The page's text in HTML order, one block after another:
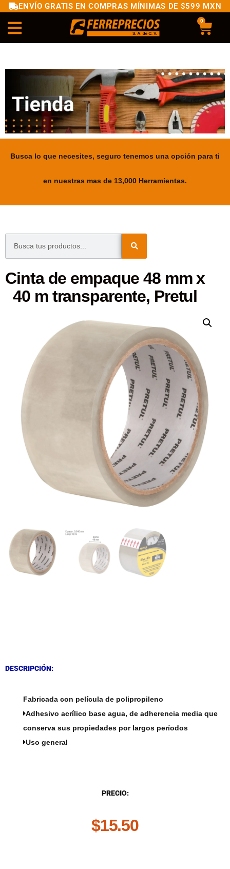
ENVÍO GRATIS EN COMPRAS MÍNIMAS DE $599 MXN
0
Busca lo que necesites, seguro tenemos una opción para ti
en nuestras mas de 13,000 Herramientas.
Cinta de empaque 48 mm x
40 m transparente, Pretul
DESCRIPCIÓN:
Fabricada con película de polipropileno
Adhesivo acrílico base agua, de adherencia media que
conserva sus propiedades por largos períodos
Uso general
PRECIO:
$15.50